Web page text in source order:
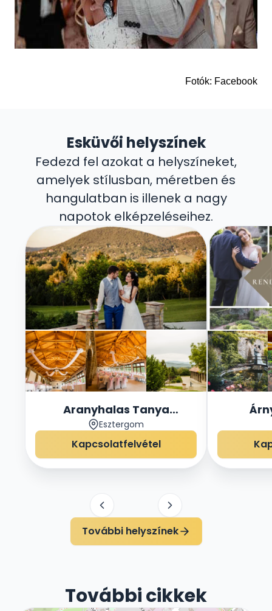
Fotók: Facebook
Esküvői helyszínek
Fedezd fel azokat a helyszíneket,
amelyek stílusban, méretben és
hangulatban is illenek a nagy
napotok elképzeléseihez.
Aranyhalas Tanya
Rendezvényház
Esztergom
Kapcsolatfelvétel
További helyszínek
További cikkek